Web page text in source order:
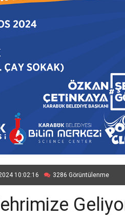
10:02:16 3286 Görüntülenme